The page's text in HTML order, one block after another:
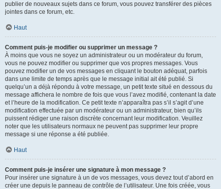
publier de nouveaux sujets dans ce forum, vous pouvez transférer des pièces
jointes dans ce forum, etc.
Haut
Comment puis-je modifier ou supprimer un message ?
À moins que vous ne soyez un administrateur ou un modérateur du forum,
vous ne pouvez modifier ou supprimer que vos propres messages. Vous
pouvez modifier un de vos messages en cliquant le bouton adéquat, parfois
dans une limite de temps après que le message initial ait été publié. Si
quelqu’un a déjà répondu à votre message, un petit texte situé en dessous du
message affichera le nombre de fois que vous l’avez modifié, contenant la date
et l’heure de la modification. Ce petit texte n’apparaîtra pas s’il s’agit d’une
modification effectuée par un modérateur ou un administrateur, bien qu’ils
puissent rédiger une raison discrète concernant leur modification. Veuillez
noter que les utilisateurs normaux ne peuvent pas supprimer leur propre
message si une réponse a été publiée.
Haut
Comment puis-je insérer une signature à mon message ?
Pour insérer une signature à un de vos messages, vous devez tout d’abord en
créer une depuis le panneau de contrôle de l’utilisateur. Une fois créée, vous